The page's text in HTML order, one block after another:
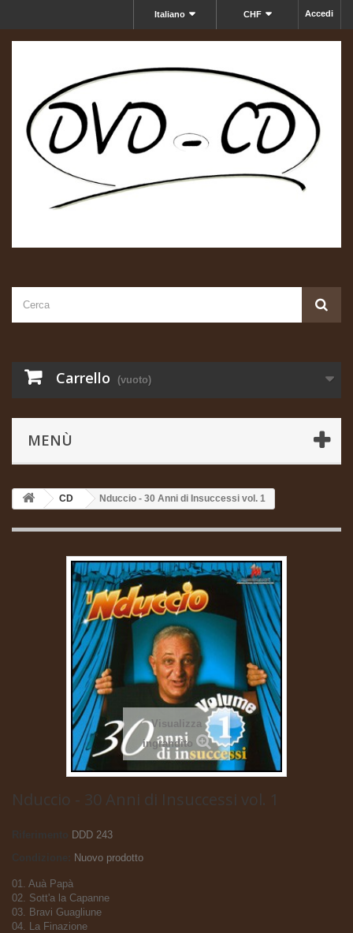
Accedi
CHF
Italiano
Carrello (vuoto)
MENÙ
CD Nduccio - 30 Anni di Insuccessi vol. 1
Visualizza
ingrandito
Nduccio - 30 Anni di Insuccessi vol. 1
Riferimento
DDD 243
Nuovo prodotto
01. Auà Papà
02. Sott'a la Capanne
03. Bravi Guagliune
04. La Finazione